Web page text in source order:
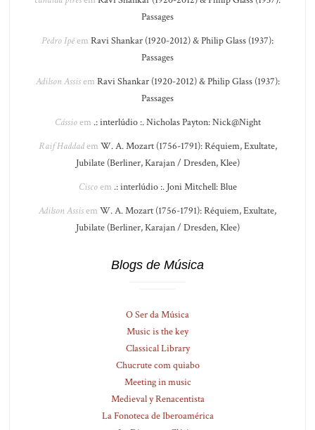
Passages
Pedro Ipêem Ravi Shankar (1920-2012) & Philip Glass (1937):
Passages
Adilson Assisem Ravi Shankar (1920-2012) & Philip Glass (1937):
Passages
Cássioem .: interlúdio :. Nicholas Payton: Nick@Night
Raif Haddadem W. A. Mozart (1756-1791): Réquiem, Exultate,
Jubilate (Berliner, Karajan / Dresden, Klee)
Ciscoem .: interlúdio :. Joni Mitchell: Blue
Adilson Assisem W. A. Mozart (1756-1791): Réquiem, Exultate,
Jubilate (Berliner, Karajan / Dresden, Klee)
Blogs de Música
O Ser da Música
Music is the key
Classical Library
Chucrute com quiabo
Meeting in music
Medieval y Renacentista
La Fonoteca de Iberoamérica